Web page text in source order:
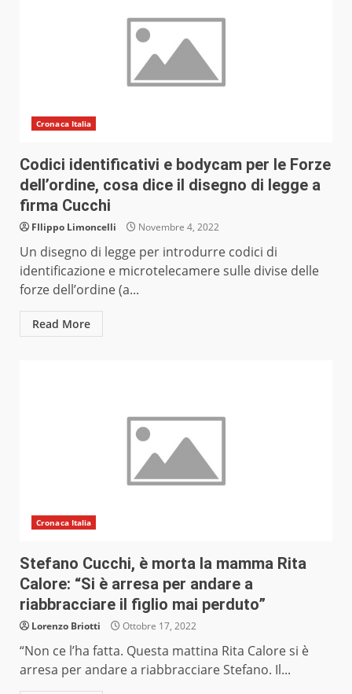
Cronaca Italia
Codici identificativi e bodycam per le Forze
dell’ordine, cosa dice il disegno di legge a
firma Cucchi
FIlippo Limoncelli Novembre 4, 2022
Un disegno di legge per introdurre codici di
identificazione e microtelecamere sulle divise delle
forze dell’ordine (a...
Read More
Cronaca Italia
Stefano Cucchi, è morta la mamma Rita
Calore: “Si è arresa per andare a
riabbracciare il figlio mai perduto”
Lorenzo Briotti Ottobre 17, 2022
“Non ce l’ha fatta. Questa mattina Rita Calore si è
arresa per andare a riabbracciare Stefano. Il...